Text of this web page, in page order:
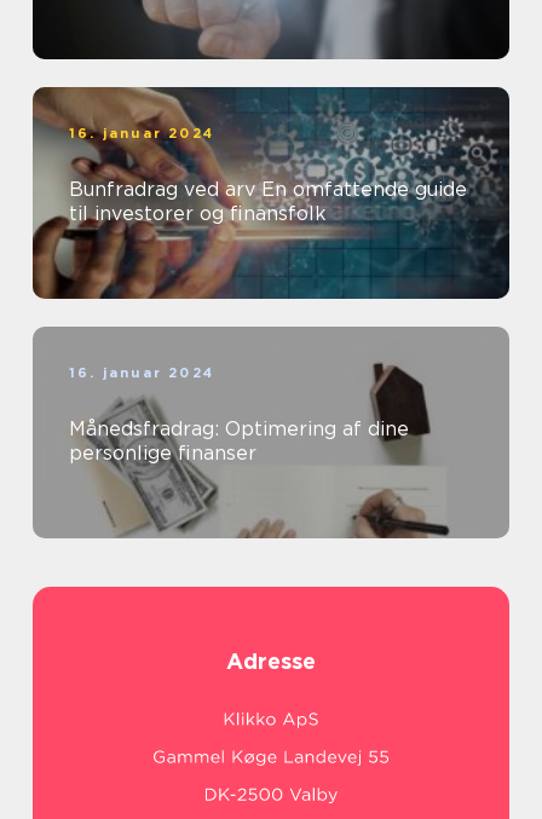
16. januar 2024
Bunfradrag ved arv En omfattende guide
til investorer og finansfolk
16. januar 2024
Månedsfradrag: Optimering af dine
personlige finanser
Adresse